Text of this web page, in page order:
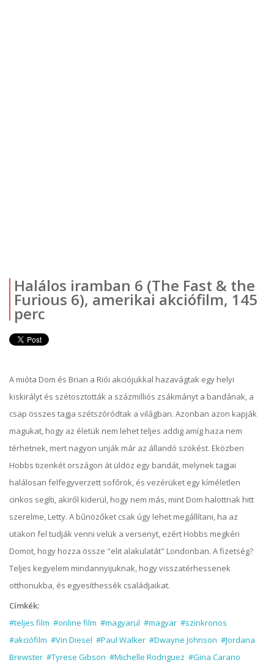
Halálos iramban 6 (The Fast & the
Furious 6), amerikai akciófilm, 145
perc
A mióta Dom és Brian a Riói akciójukkal hazavágtak egy helyi
kiskirályt és szétosztották a százmilliós zsákmányt a bandának, a
csap összes tagja szétszóródtak a világban. Azonban azon kapják
magukat, hogy az életük nem lehet teljes addig amíg haza nem
térhetnek, mert nagyon unják már az állandó szökést. Eközben
Hobbs tizenkét országon át üldöz egy bandát, melynek tagjai
halálosan felfegyverzett sofőrök, és vezérüket egy kíméletlen
cinkos segíti, akiről kiderül, hogy nem más, mint Dom halottnak hitt
szerelme, Letty. A bűnözőket csak úgy lehet megállítani, ha az
utakon fel tudják venni velük a versenyt, ezért Hobbs megkéri
Domot, hogy hozza össze "elit alakulatát" Londonban. A fizetség?
Teljes kegyelem mindannyijuknak, hogy visszatérhessenek
otthonukba, és egyesíthessék családjaikat.
Címkék:
#teljes film #online film #magyarul #magyar #szinkronos
#akciófilm #Vin Diesel #Paul Walker #Dwayne Johnson #Jordana
Brewster #Tyrese Gibson #Michelle Rodriguez #Gina Carano